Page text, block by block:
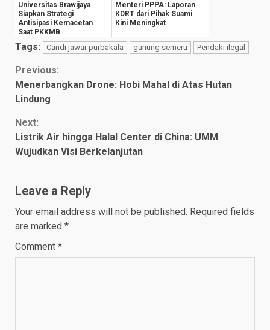
Universitas Brawijaya
Siapkan Strategi
Antisipasi Kemacetan
Saat PKKMB
Menteri PPPA: Laporan
KDRT dari Pihak Suami
Kini Meningkat
Tags: Candi jawar purbakala gunung semeru Pendaki ilegal
Continue
Reading
Previous:
Menerbangkan Drone: Hobi Mahal di Atas Hutan
Lindung
Next:
Listrik Air hingga Halal Center di China: UMM
Wujudkan Visi Berkelanjutan
Leave a Reply
Your email address will not be published. Required fields
are marked *
Comment *